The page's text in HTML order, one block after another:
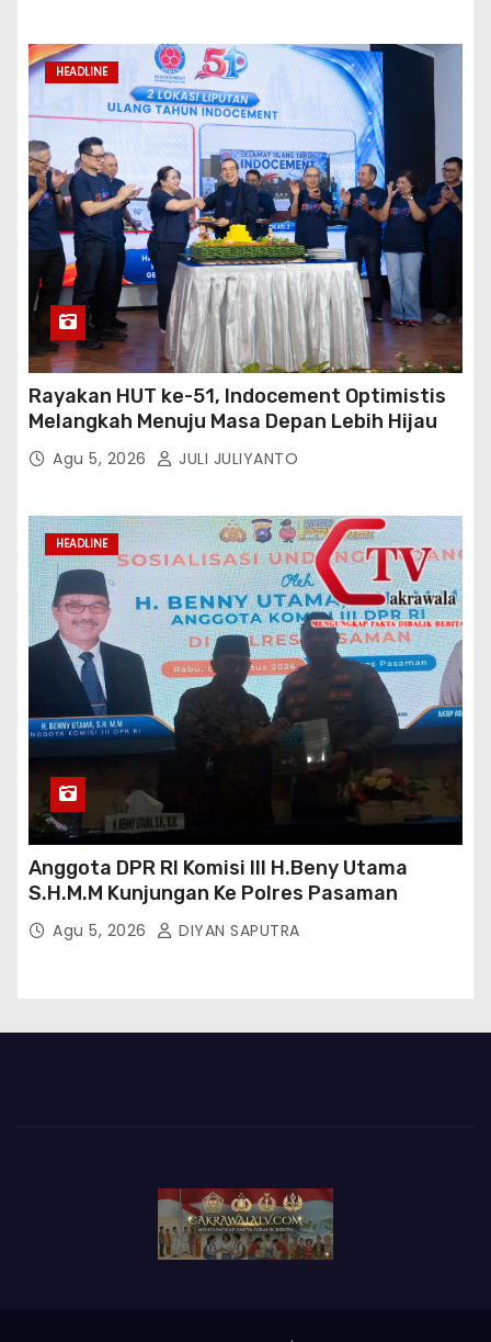
HEADLINE
Rayakan HUT ke-51, Indocement Optimistis
Melangkah Menuju Masa Depan Lebih Hijau
Agu 5, 2026 JULI JULIYANTO
HEADLINE
Anggota DPR RI Komisi III H.Beny Utama
S.H.M.M Kunjungan Ke Polres Pasaman
Agu 5, 2026 DIYAN SAPUTRA